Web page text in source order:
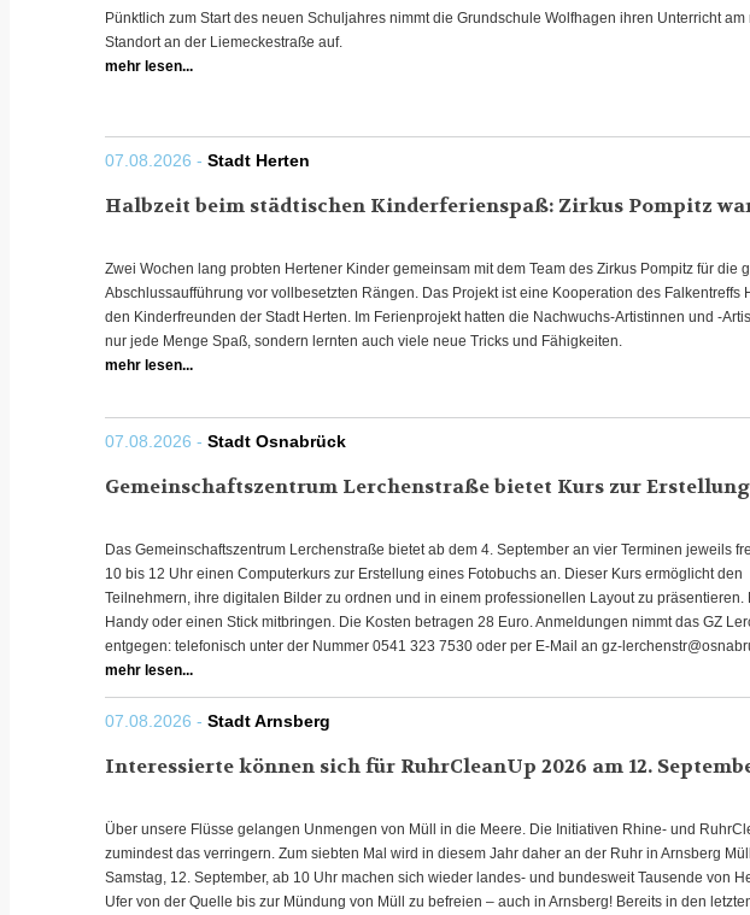
Pünktlich zum Start des neuen Schuljahres nimmt die Grundschule Wolfhagen ihren Unterricht am
Standort an der Liemeckestraße auf.
mehr lesen...
07.08.2026 - Stadt Herten
Halbzeit beim städtischen Kinderferienspaß: Zirkus Pompitz
Zwei Wochen lang probten Hertener Kinder gemeinsam mit dem Team des Zirkus Pompitz für die
Abschlussaufführung vor vollbesetzten Rängen. Das Projekt ist eine Kooperation des Falkentreffs
den Kinderfreunden der Stadt Herten. Im Ferienprojekt hatten die Nachwuchs-Artistinnen und -
nur jede Menge Spaß, sondern lernten auch viele neue Tricks und Fähigkeiten.
mehr lesen...
07.08.2026 - Stadt Osnabrück
Gemeinschaftszentrum Lerchenstraße bietet Kurs zur
Das Gemeinschaftszentrum Lerchenstraße bietet ab dem 4. September an vier Terminen jeweils
10 bis 12 Uhr einen Computerkurs zur Erstellung eines Fotobuchs an. Dieser Kurs ermöglicht den
Teilnehmern, ihre digitalen Bilder zu ordnen und in einem professionellen Layout zu präsentieren.
Handy oder einen Stick mitbringen. Die Kosten betragen 28 Euro. Anmeldungen nimmt das GZ
entgegen: telefonisch unter der Nummer 0541 323 7530 oder per E-Mail an gz-
mehr lesen...
07.08.2026 - Stadt Arnsberg
Interessierte können sich für RuhrCleanUp 2026 am 12.
Über unsere Flüsse gelangen Unmengen von Müll in die Meere. Die Initiativen Rhine- und
zumindest das verringern. Zum siebten Mal wird in diesem Jahr daher an der Ruhr in Arnsberg
Samstag, 12. September, ab 10 Uhr machen sich wieder landes- und bundesweit Tausende von
Ufer von der Quelle bis zur Mündung von Müll zu befreien – auch in Arnsberg! Bereits in den